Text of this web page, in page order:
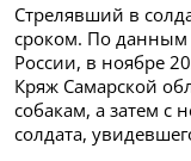
Стрелявший в
сроком. По данным
России, в ноябре
Кряж Самарской
собакам, а затем с
солдата,